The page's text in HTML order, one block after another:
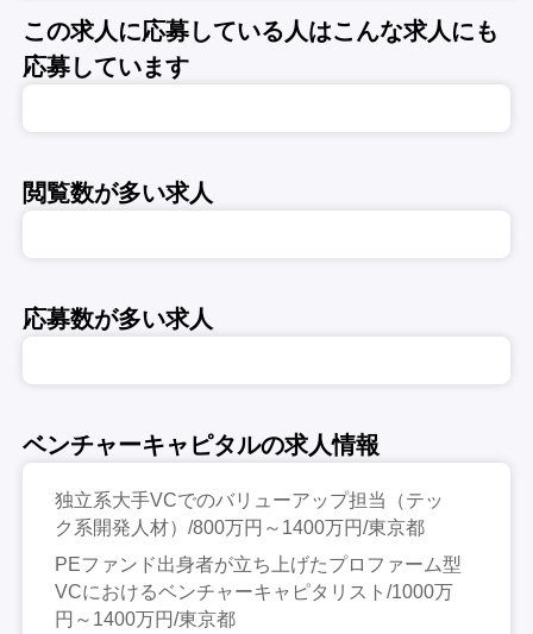
この求人に応募している人はこんな求人にも
応募しています
閲覧数が多い求人
応募数が多い求人
ベンチャーキャピタルの求人情報
独立系大手VCでのバリューアップ担当（テッ
ク系開発人材）/800万円～1400万円/東京都
PEファンド出身者が立ち上げたプロファーム型
VCにおけるベンチャーキャピタリスト/1000万
円～1400万円/東京都